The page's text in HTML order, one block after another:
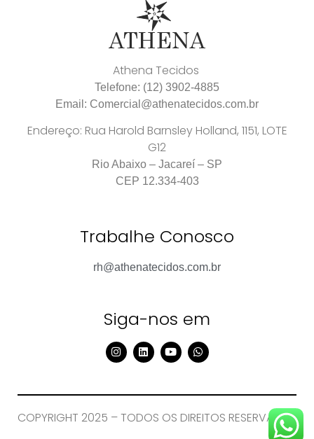
Athena Tecidos
Telefone: (12) 3902-4885
Email: Comercial@athenatecidos.com.br
Endereço: Rua Harold Barnsley Holland, 1151, LOTE
G12
Rio Abaixo – Jacareí – SP
CEP 12.334-403
Trabalhe Conosco
rh@athenatecidos.com.br
Siga-nos em
COPYRIGHT 2025 – TODOS OS DIREITOS RESERVADOS